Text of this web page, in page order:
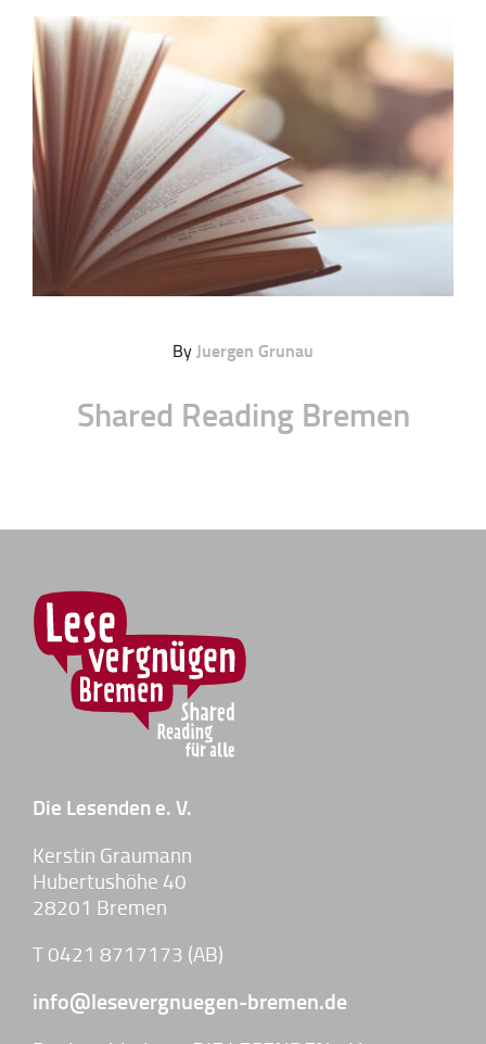
ByJuergen Grunau
Shared Reading Bremen
Die Lesenden e. V.
Kerstin Graumann
Hubertushöhe 40
28201 Bremen
T 0421 8717173 (AB)
info@lesevergnuegen-bremen.de